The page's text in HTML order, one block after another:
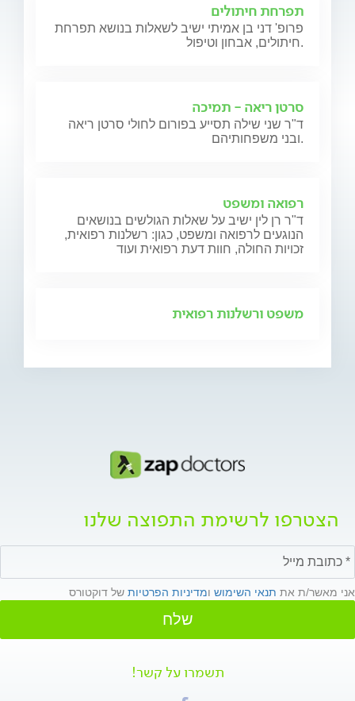
תפרחת חיתולים
פרופ' דני בן אמיתי ישיב לשאלות בנושא תפרחת
חיתולים, אבחון וטיפול.
סרטן ריאה - תמיכה
ד"ר שני שילה תסייע בפורום לחולי סרטן ריאה
ובני משפחותיהם.
רפואה ומשפט
ד"ר רן לין ישיב על שאלות הגולשים בנושאים
הנוגעים לרפואה ומשפט, כגון: רשלנות רפואית,
זכויות החולה, חוות דעת רפואית ועוד
משפט ורשלנות רפואית
הצטרפו לרשימת התפוצה שלנו
אני מאשר/ת את תנאי השימוש ומדיניות הפרטיות של דוקטורס
שלח
תשמרו על קשר!